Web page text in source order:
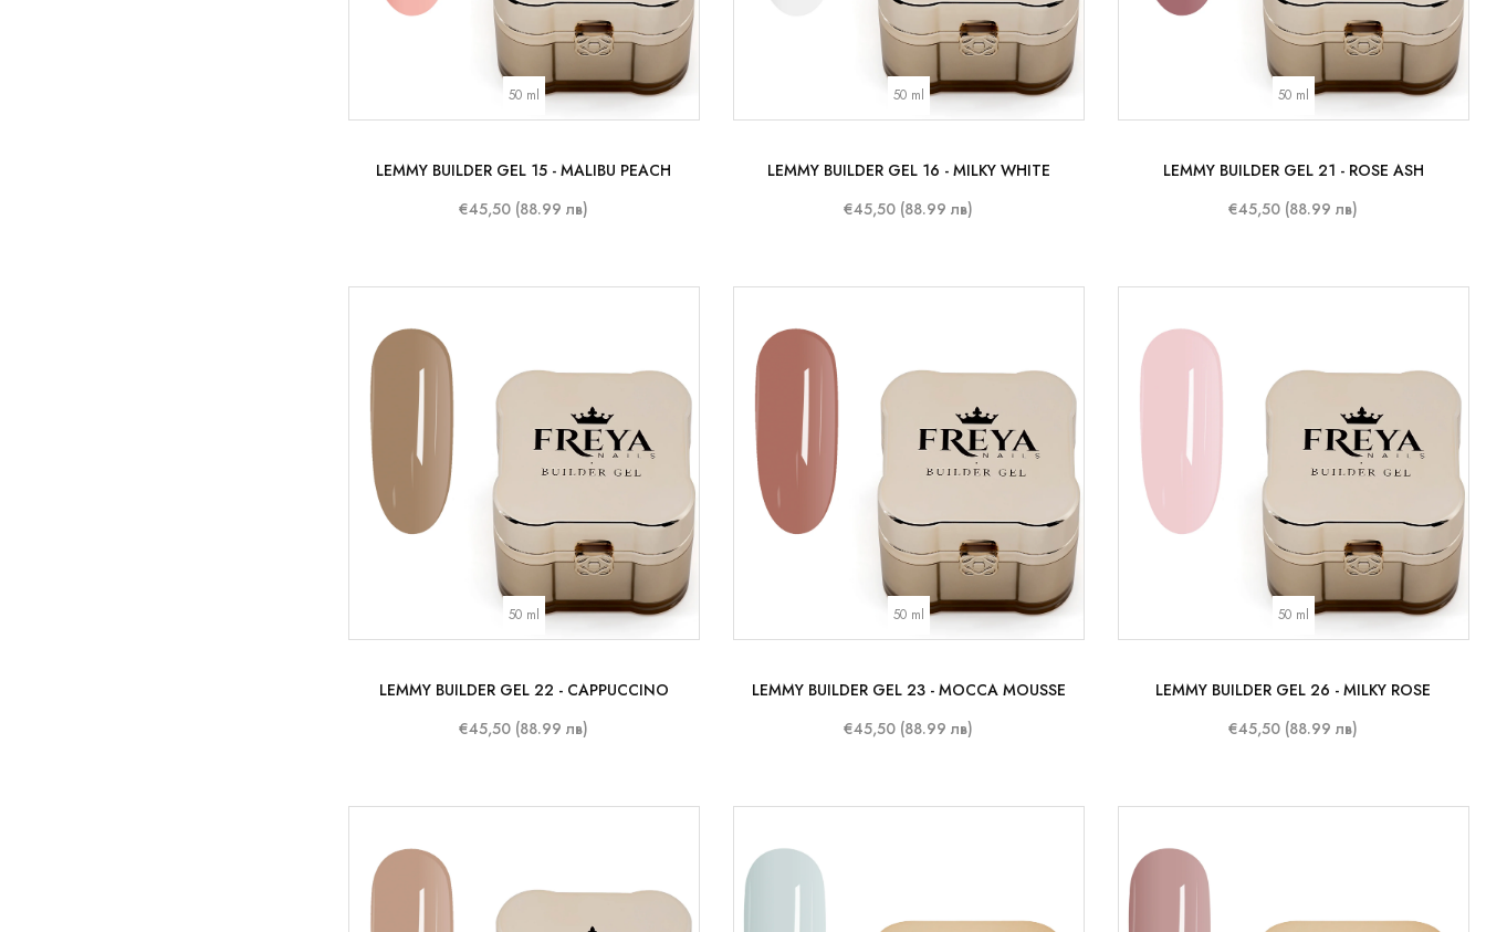
50 ml
LEMMY BUILDER GEL 15 - MALIBU PEACH
€45,50 (88.99 лв)
50 ml
LEMMY BUILDER GEL 16 - MILKY WHITE
€45,50 (88.99 лв)
50 ml
LEMMY BUILDER GEL 21 - ROSE ASH
€45,50 (88.99 лв)
50 ml
LEMMY BUILDER GEL 22 - CAPPUCCINO
€45,50 (88.99 лв)
50 ml
LEMMY BUILDER GEL 23 - MOCCA MOUSSE
€45,50 (88.99 лв)
50 ml
LEMMY BUILDER GEL 26 - MILKY ROSE
€45,50 (88.99 лв)